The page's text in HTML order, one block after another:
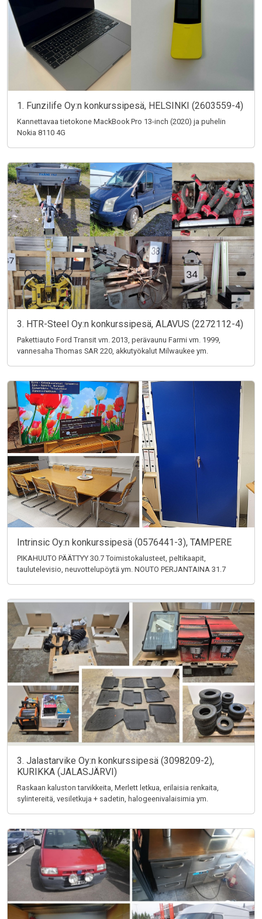
1. Funzilife Oy:n konkurssipesä, HELSINKI (2603559-4)
Kannettavaa tietokone MackBook Pro 13-inch (2020) ja puhelin
Nokia 8110 4G
3. HTR-Steel Oy:n konkurssipesä, ALAVUS (2272112-4)
Pakettiauto Ford Transit vm. 2013, perävaunu Farmi vm. 1999,
vannesaha Thomas SAR 220, akkutyökalut Milwaukee ym.
Intrinsic Oy:n konkurssipesä (0576441-3), TAMPERE
PIKAHUUTO PÄÄTTYY 30.7 Toimistokalusteet, peltikaapit,
taulutelevisio, neuvottelupöytä ym. NOUTO PERJANTAINA 31.7
3. Jalastarvike Oy:n konkurssipesä (3098209-2),
KURIKKA (JALASJÄRVI)
Raskaan kaluston tarvikkeita, Merlett letkua, erilaisia renkaita,
sylintereitä, vesiletkuja + sadetin, halogeenivalaisimia ym.